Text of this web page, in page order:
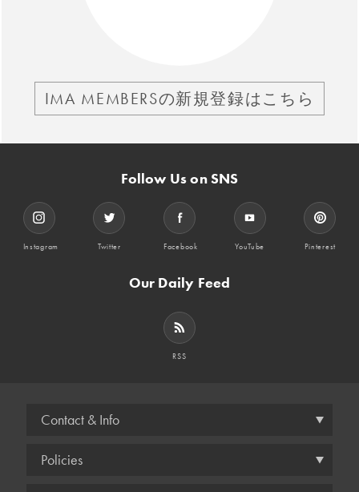
IMA MEMBERSの新規登録はこちら
Follow Us on SNS
Instagram Twitter Facebook YouTube Pinterest
Our Daily Feed
RSS
Contact & Info
Policies